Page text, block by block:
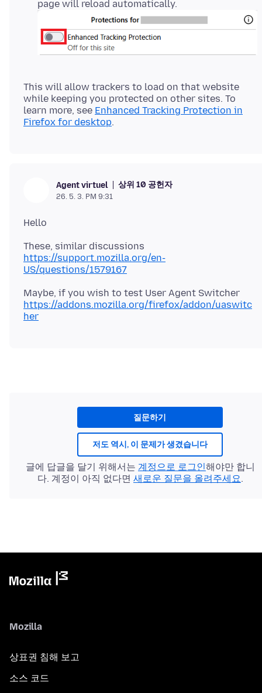
page will reload automatically.
This will allow trackers to load on that website
while keeping you protected on other sites. To
learn more, see Enhanced Tracking Protection in
Firefox for desktop
Agent virtuel 상위 10 공헌자
26. 5. 3. PM 9:31
https://support.mozilla.org/en-
US/questions/1579167
https://addons.mozilla.org/firefox/addon/uaswitc
her
질문하기
저도 역시, 이 문제가 생겼습니다
글에 답글을 달기 위해서는 계정으로 로그인해야만 합니
다. 계정이 아직 없다면 새로운 질문을 올려주세요.
Mozilla
상표권 침해 보고
소스 코드